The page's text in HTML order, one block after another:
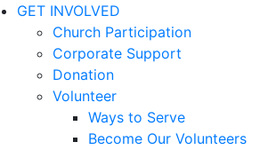
GET INVOLVED
Church Participation
Corporate Support
Donation
Volunteer
Ways to Serve
Become Our Volunteers